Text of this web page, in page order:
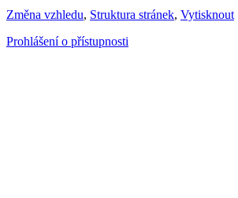
Změna vzhledu, Struktura stránek, Vytisknout
Prohlášení o přístupnosti